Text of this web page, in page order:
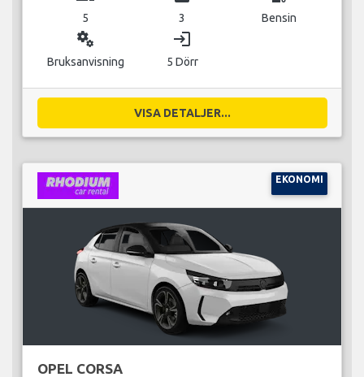
5 3 Bensin
miscellaneous_services
Bruksanvisning
login
5 Dörr
VISA DETALJER...
EKONOMI
OPEL CORSA